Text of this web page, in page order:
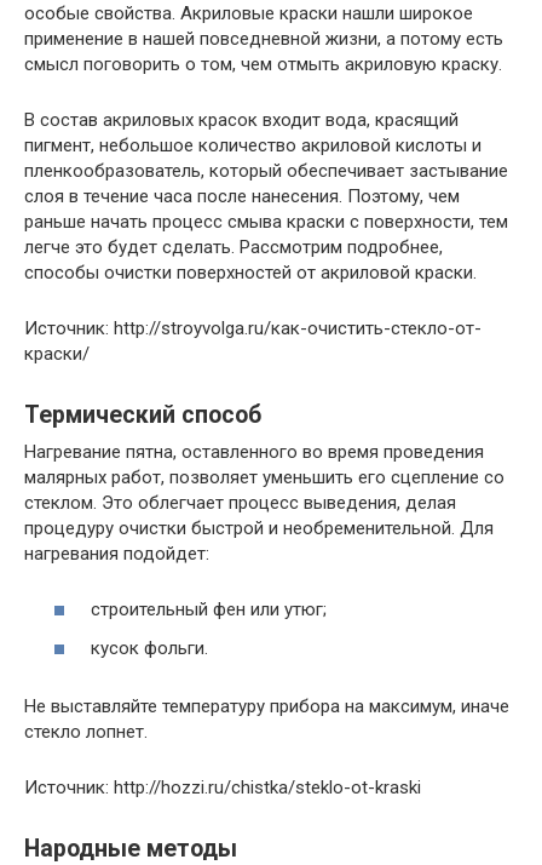
особые свойства. Акриловые краски нашли широкое
применение в нашей повседневной жизни, а потому есть
смысл поговорить о том, чем отмыть акриловую краску.
В состав акриловых красок входит вода, красящий
пигмент, небольшое количество акриловой кислоты и
пленкообразователь, который обеспечивает застывание
слоя в течение часа после нанесения. Поэтому, чем
раньше начать процесс смыва краски с поверхности, тем
легче это будет сделать. Рассмотрим подробнее,
способы очистки поверхностей от акриловой краски.
Источник: http://stroyvolga.ru/как-очистить-стекло-от-
краски/
Термический способ
Нагревание пятна, оставленного во время проведения
малярных работ, позволяет уменьшить его сцепление со
стеклом. Это облегчает процесс выведения, делая
процедуру очистки быстрой и необременительной. Для
нагревания подойдет:
строительный фен или утюг;
кусок фольги.
Не выставляйте температуру прибора на максимум, иначе
стекло лопнет.
Источник: http://hozzi.ru/chistka/steklo-ot-kraski
Народные методы